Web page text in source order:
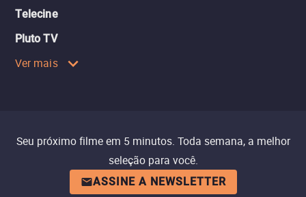
Telecine
Pluto TV
Ver mais
Seu próximo filme em 5 minutos. Toda semana, a melhor
seleção para você.
ASSINE A NEWSLETTER